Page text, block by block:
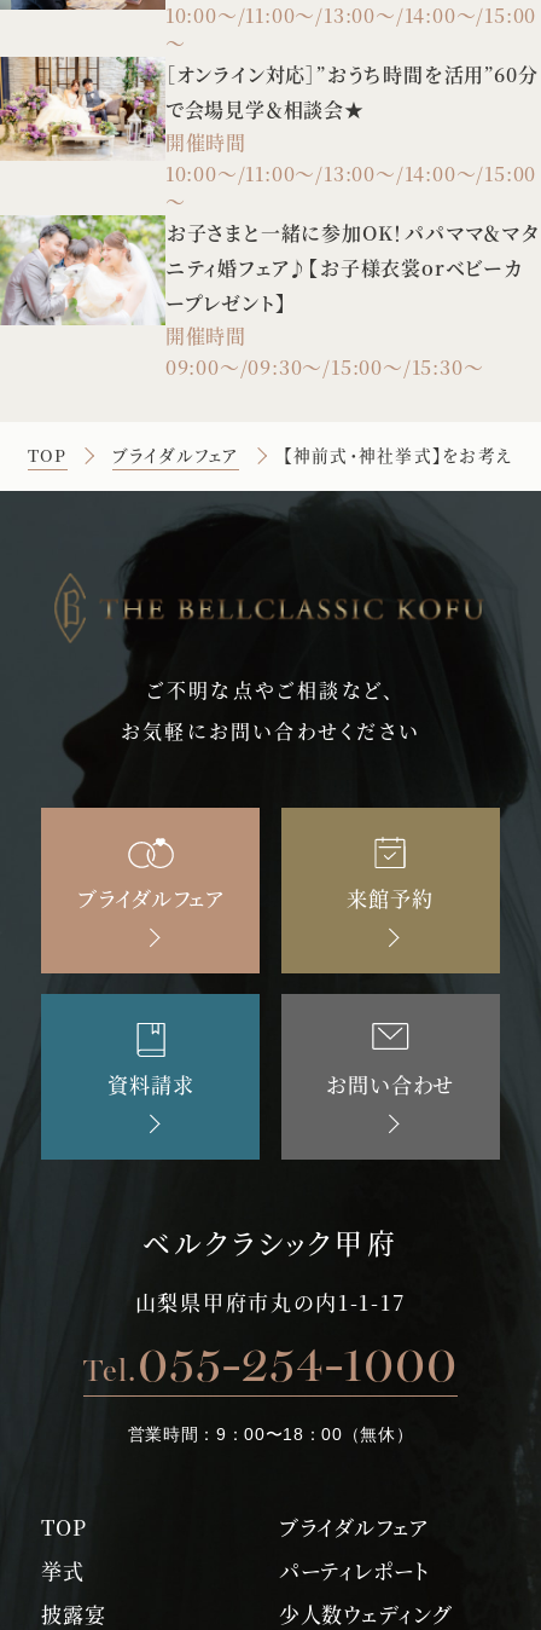
10:00～/11:00～/13:00～/14:00～/15:00
～
［オンライン対応］”おうち時間を活用”60分
で会場見学＆相談会★
開催時間
10:00～/11:00～/13:00～/14:00～/15:00
～
お子さまと一緒に参加OK！パパママ＆マタ
ニティ婚フェア♪【お子様衣裳orベビーカ
ープレゼント】
開催時間
09:00～/09:30～/15:00～/15:30～
TOP ブライダルフェア 【神前式・神社挙式】をお考えの
ご不明な点やご相談など、
お気軽にお問い合わせください
ブライダルフェア 来館予約
資料請求 お問い合わせ
ベルクラシック甲府
山梨県甲府市丸の内1-1-17
Tel.055-254-1000
営業時間： 9：00〜18：00（無休）
TOP
挙式
披露宴
ブライダルフェア
パーティレポート
少人数ウェディング